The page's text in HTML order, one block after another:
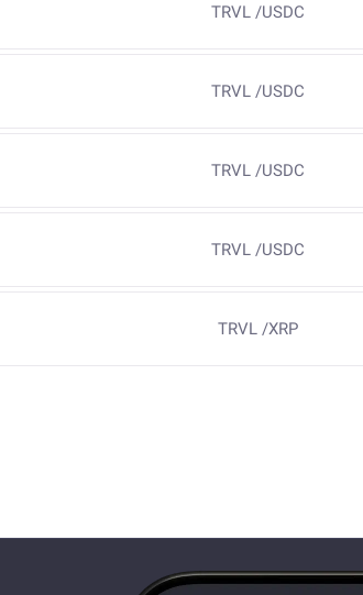
TRVL /USDC
TRVL /USDC
TRVL /USDC
TRVL /USDC
TRVL /XRP